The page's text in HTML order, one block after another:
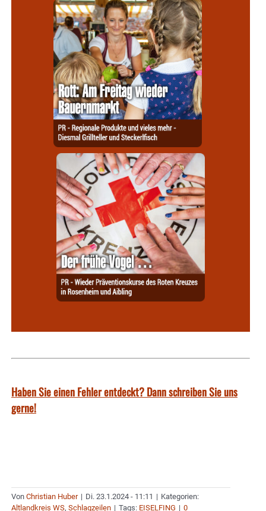
Haben Sie einen Fehler entdeckt? Dann schreiben Sie uns
gerne!
Von Christian Huber | Di. 23.1.2024 - 11:11 | Kategorien:
Altlandkreis WS, Schlagzeilen | Tags: EISELFING | 0